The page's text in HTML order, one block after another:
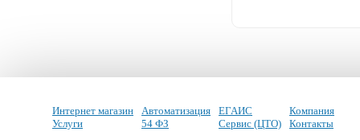
Интернет магазин
Услуги
Автоматизация
54 ФЗ
ЕГАИС
Сервис (ЦТО)
Компания
Контакты